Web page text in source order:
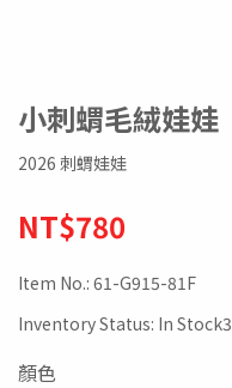
小刺蝟毛絨娃娃
2026 刺蝟娃娃
NT$780
Item No.: 61-G915-81F
Inventory Status: In Stock3
顏色